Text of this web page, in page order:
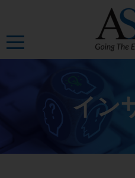
the
content
イン